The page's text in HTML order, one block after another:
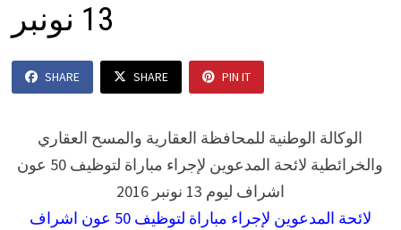
13 نونبر
SHARE SHARE PIN IT
الوكالة الوطنية للمحافظة العقارية والمسح العقاري
والخرائطية لائحة المدعوين لإجراء مباراة لتوظيف 50 عون
اشراف ليوم 13 نونبر 2016
لائحة المدعوين لإجراء مباراة لتوظيف 50 عون اشراف